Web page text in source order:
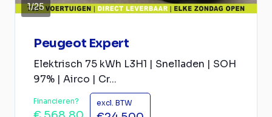
1/25
Peugeot Expert
Elektrisch 75 kWh L3H1 | Snelladen | SOH
97% | Airco | Cr...
Financieren? excl. BTW